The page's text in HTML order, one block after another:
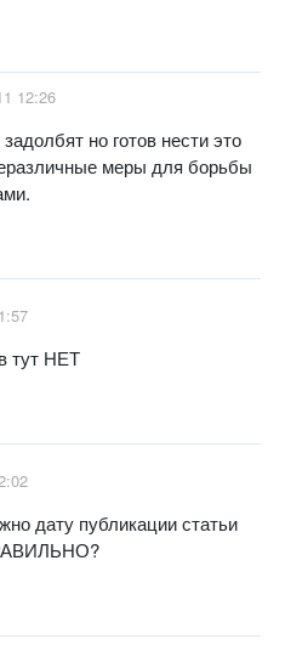
12:26
но готов нести это
меры для борьбы
тут НЕТ
дату публикации статьи